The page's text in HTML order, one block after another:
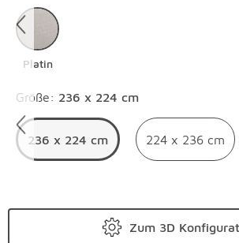
Platin
Größe: 236 x 224 cm
236 x 224 cm 224 x 236 cm
Zum 3D